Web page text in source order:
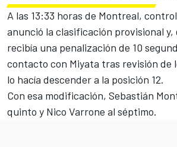
A las 13:33 horas de Montreal,
anunció la clasificación provisional y,
recibía una penalización de 10
contacto con Miyata tras revisión de
lo hacía descender a la posición 12.
Con esa modificación, Sebastián
quinto y Nico Varrone al séptimo.